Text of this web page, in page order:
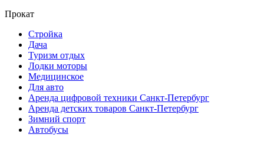
Прокат
Стройка
Дача
Туризм отдых
Лодки моторы
Медицинское
Для авто
Аренда цифровой техники Санкт-Петербург
Аренда детских товаров Санкт-Петербург
Зимний спорт
Автобусы